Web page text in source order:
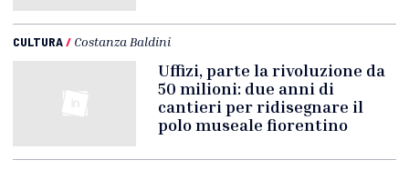
CULTURA/ Costanza Baldini
Uffizi, parte la rivoluzione da
50 milioni: due anni di
cantieri per ridisegnare il
polo museale fiorentino